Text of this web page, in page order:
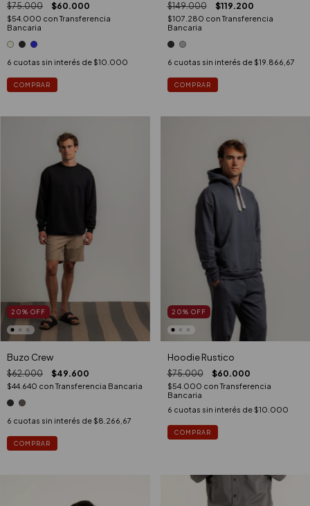
$75.000 $60.000
$54.000 con Transferencia
Bancaria
6 cuotas sin interés de $10.000
COMPRAR
$149.000 $119.200
$107.280 conTransferencia
Bancaria
6 cuotas sin interés de $19.866,67
COMPRAR
20% OFF
Buzo Crew
$62.000 $49.600
$44.640 con Transferencia Bancaria
6 cuotas sin interés de $8.266,67
COMPRAR
20% OFF
Hoodie Rustico
$75.000 $60.000
$54.000 conTransferencia
Bancaria
6 cuotas sin interés de $10.000
COMPRAR